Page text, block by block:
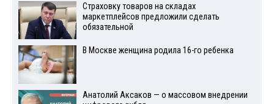
Страховку товаров на складах
маркетплейсов предложили сделать
обязательной
В Москве женщина родила 16-го ребенка
Анатолий Аксаков — о массовом внедрении